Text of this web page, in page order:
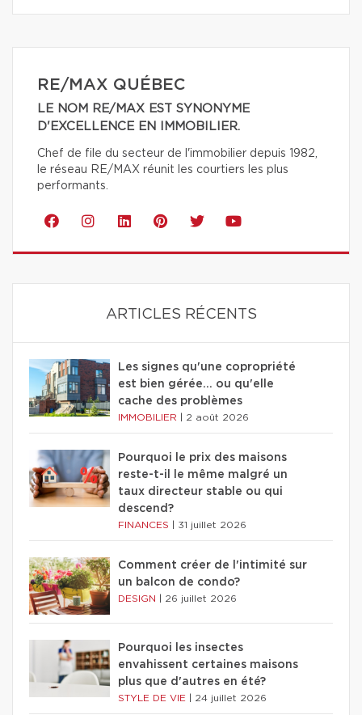
RE/MAX QUÉBEC
LE NOM RE/MAX EST SYNONYME
D'EXCELLENCE EN IMMOBILIER.
Chef de file du secteur de l'immobilier depuis 1982,
le réseau RE/MAX réunit les courtiers les plus
performants.
ARTICLES RÉCENTS
Les signes qu'une copropriété
est bien gérée… ou qu'elle
cache des problèmes
IMMOBILIER 2 août 2026
Pourquoi le prix des maisons
reste-t-il le même malgré un
taux directeur stable ou qui
descend?
FINANCES 31 juillet 2026
Comment créer de l'intimité sur
un balcon de condo?
DESIGN 26 juillet 2026
Pourquoi les insectes
envahissent certaines maisons
plus que d'autres en été?
STYLE DE VIE 24 juillet 2026